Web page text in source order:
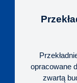
opracowane
zwartą